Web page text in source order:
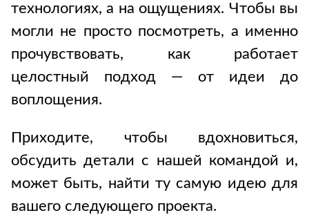
технологиях, а на ощущениях. Чтобы вы
могли не просто посмотреть, а именно
прочувствовать, как работает
целостный подход — от идеи до
воплощения.
Приходите, чтобы вдохновиться,
обсудить детали с нашей командой и,
может быть, найти ту самую идею для
вашего следующего проекта.